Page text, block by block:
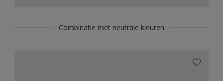
Combinatie met neutrale kleuren